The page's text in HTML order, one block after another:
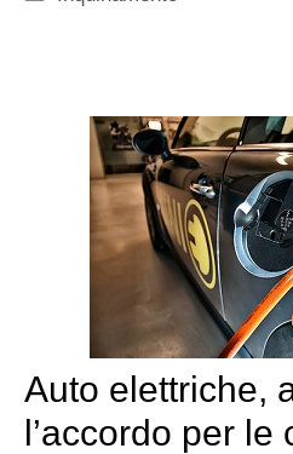
Auto elettriche,
l’accordo per le